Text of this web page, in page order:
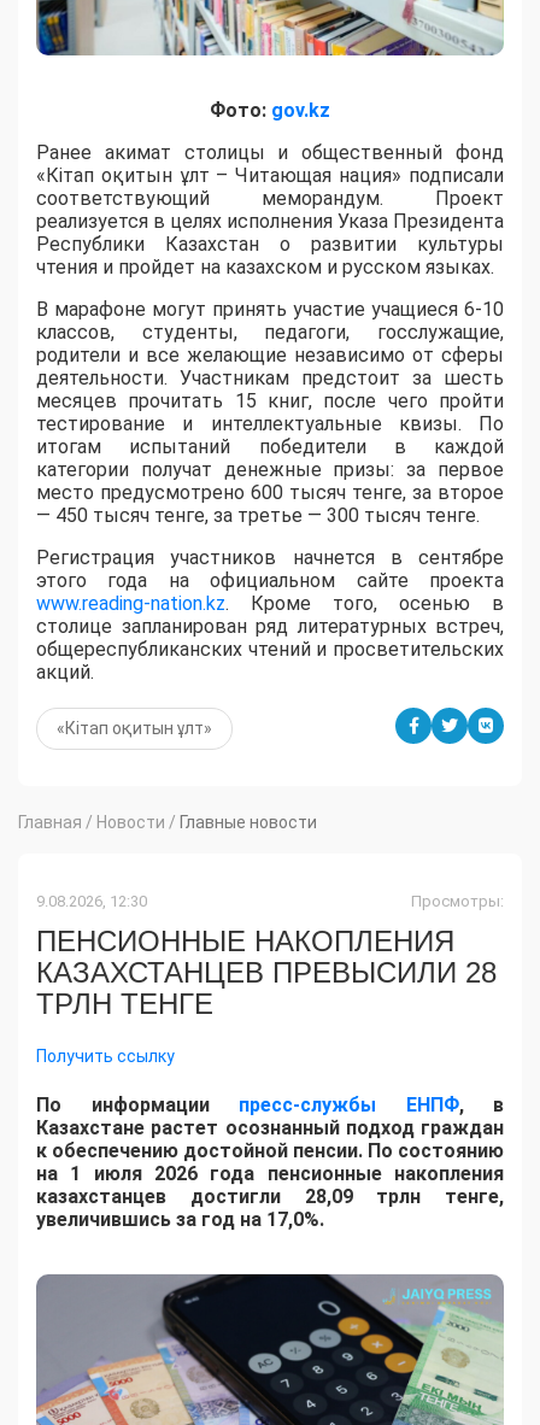
Фото: gov.kz
Ранее акимат столицы и общественный фонд
«Кітап оқитын ұлт – Читающая нация» подписали
соответствующий меморандум. Проект
реализуется в целях исполнения Указа Президента
Республики Казахстан о развитии культуры
чтения и пройдет на казахском и русском языках.
В марафоне могут принять участие учащиеся 6-10
классов, студенты, педагоги, госслужащие,
родители и все желающие независимо от сферы
деятельности. Участникам предстоит за шесть
месяцев прочитать 15 книг, после чего пройти
тестирование и интеллектуальные квизы. По
итогам испытаний победители в каждой
категории получат денежные призы: за первое
место предусмотрено 600 тысяч тенге, за второе
— 450 тысяч тенге, за третье — 300 тысяч тенге.
Регистрация участников начнется в сентябре
этого года на официальном сайте проекта
www.reading-nation.kz. Кроме того, осенью в
столице запланирован ряд литературных встреч,
общереспубликанских чтений и просветительских
акций.
«Кітап оқитын ұлт»
Главная / Новости / Главные новости
9.08.2026, 12:30 Просмотры:
ПЕНСИОННЫЕ НАКОПЛЕНИЯ
КАЗАХСТАНЦЕВ ПРЕВЫСИЛИ 28
ТРЛН ТЕНГЕ
Получить ссылку
По информации пресс-службы ЕНПФ, в
Казахстане растет осознанный подход граждан
к обеспечению достойной пенсии. По состоянию
на 1 июля 2026 года пенсионные накопления
казахстанцев достигли 28,09 трлн тенге,
увеличившись за год на 17,0%.